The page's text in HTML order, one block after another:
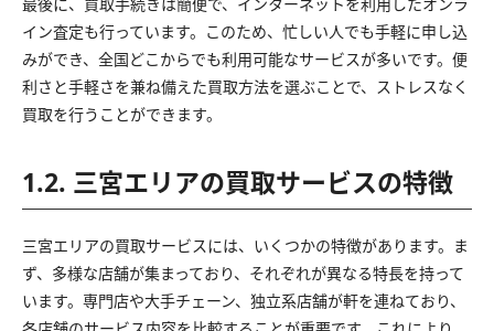
イン査定も行っています。このため、忙しい人でも手軽に申し込
みができ、全国どこからでも利用可能なサービスが多いです。便
利さと手軽さを兼ね備えた買取方法を選ぶことで、ストレスなく
買取を行うことができます。
1.2. 三宮エリアの買取サービスの特徴
三宮エリアの買取サービスには、いくつかの特徴があります。ま
ず、多様な店舗が集まっており、それぞれが異なる特長を持って
います。専門店や大手チェーン、独立系店舗が軒を連ねており、